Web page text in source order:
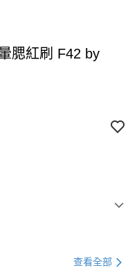
腮紅刷 F42 by
查看全部